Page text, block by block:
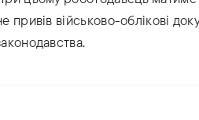
привів військово-облікові